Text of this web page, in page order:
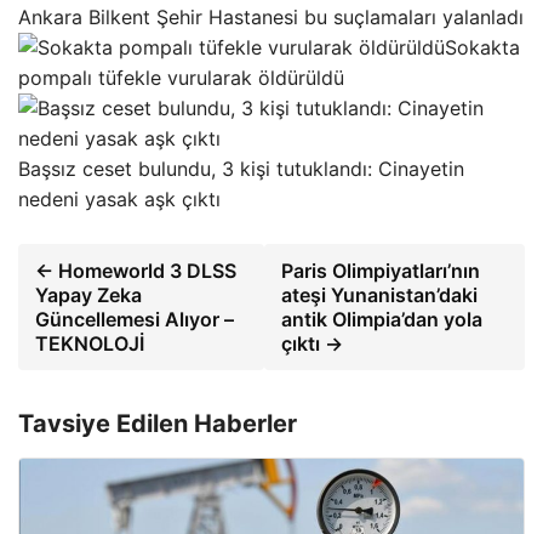
Ankara Bilkent Şehir Hastanesi bu suçlamaları yalanladı
Sokakta
pompalı tüfekle vurularak öldürüldü
Başsız ceset bulundu, 3 kişi tutuklandı: Cinayetin
nedeni yasak aşk çıktı
← Homeworld 3 DLSS
Yapay Zeka
Güncellemesi Alıyor –
TEKNOLOJİ
Paris Olimpiyatları’nın
ateşi Yunanistan’daki
antik Olimpia’dan yola
çıktı →
Tavsiye Edilen Haberler